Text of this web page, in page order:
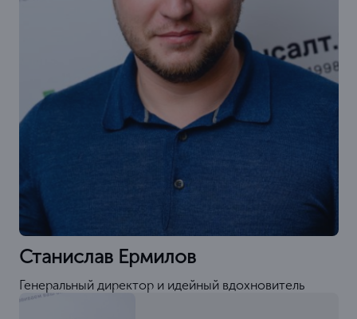
Станислав Ермилов
Генеральный директор и идейный вдохновитель